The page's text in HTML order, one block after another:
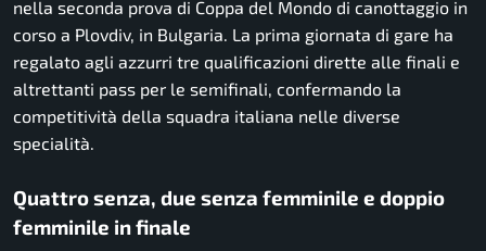
nella seconda prova di Coppa del Mondo di canottaggio in
corso a Plovdiv, in Bulgaria. La prima giornata di gare ha
regalato agli azzurri tre qualificazioni dirette alle finali e
altrettanti pass per le semifinali, confermando la
competitività della squadra italiana nelle diverse
specialità.
Quattro senza, due senza femminile e doppio
femminile in finale